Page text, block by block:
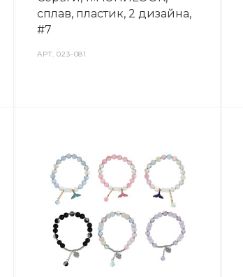
сплав, пластик, 2 дизайна,
#7
АРТ.023-081